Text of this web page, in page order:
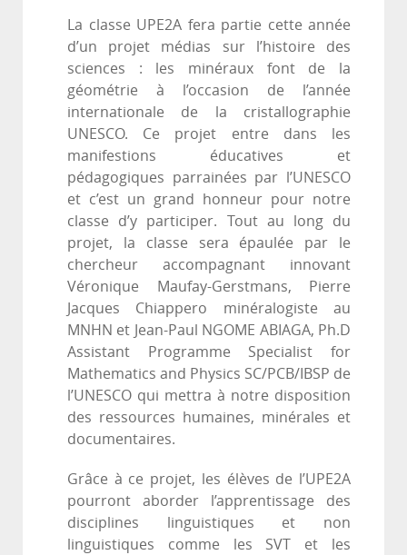
La classe UPE2A fera partie cette année
d’un projet médias sur l’histoire des
sciences : les minéraux font de la
géométrie à l’occasion de l’année
internationale de la cristallographie
UNESCO. Ce projet entre dans les
manifestions éducatives et
pédagogiques parrainées par l’UNESCO
et c’est un grand honneur pour notre
classe d’y participer. Tout au long du
projet, la classe sera épaulée par le
chercheur accompagnant innovant
Véronique Maufay-Gerstmans, Pierre
Jacques Chiappero minéralogiste au
MNHN et Jean-Paul NGOME ABIAGA, Ph.D
Assistant Programme Specialist for
Mathematics and Physics SC/PCB/IBSP de
l’UNESCO qui mettra à notre disposition
des ressources humaines, minérales et
documentaires.
Grâce à ce projet, les élèves de l’UPE2A
pourront aborder l’apprentissage des
disciplines linguistiques et non
linguistiques comme les SVT et les